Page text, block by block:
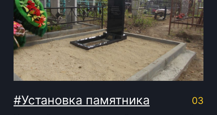
Телефон (Viber, Wa):+375 (33) 333-80-33
Email (общая):info@bgranit.by
ООО «БГ ОниксГрупп»
УНП: 391936924
Адрес: г. Витебск, ул. Генерала
Белобородова 4а 1 этаж 108 помещение